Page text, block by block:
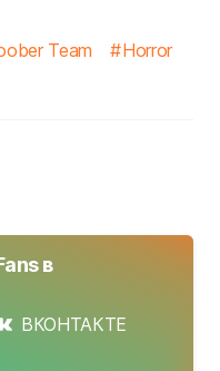
Team Horror
в
ВКОНТАКТЕ